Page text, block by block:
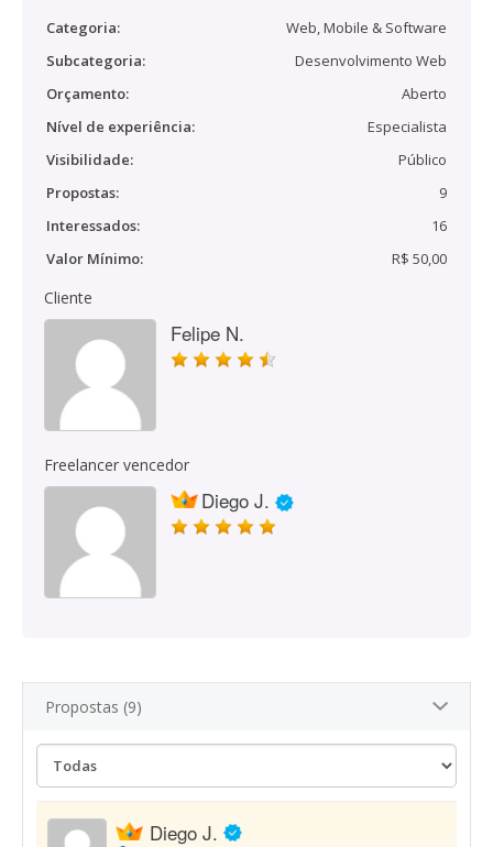
Categoria:
Web, Mobile & Software
Subcategoria:
Desenvolvimento Web
Orçamento:
Aberto
Nível de experiência:
Especialista
Visibilidade:
Público
Propostas:
9
Interessados:
16
Valor Mínimo:
R$ 50,00
Cliente
Felipe N.
Freelancer vencedor
Diego J.
Propostas (9)
Diego J.